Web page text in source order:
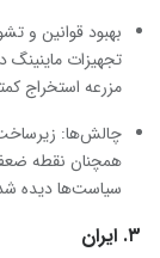
بهبود قوانین و
تجهیزات ماینینگ
مزرعه استخراج
چالش‌ها:
همچنان نقطه
سیاست‌ها دیده
۳. ایران